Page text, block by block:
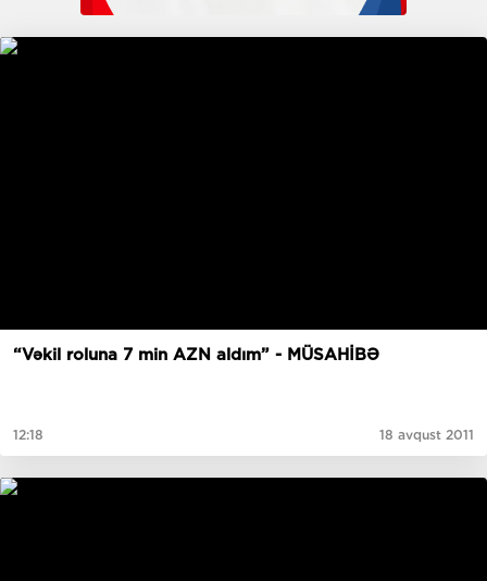
“Vəkil roluna 7 min AZN aldım” - MÜSAHİBƏ
12:18 18 avqust 2011